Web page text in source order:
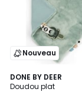
Nouveau
DONE BY DEER
Doudou plat